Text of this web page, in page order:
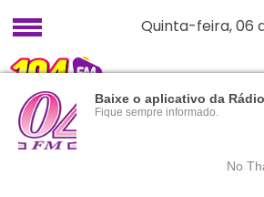
Baixe o aplicativo da
Fique sempre informado.
No
Quinta-feira, 06